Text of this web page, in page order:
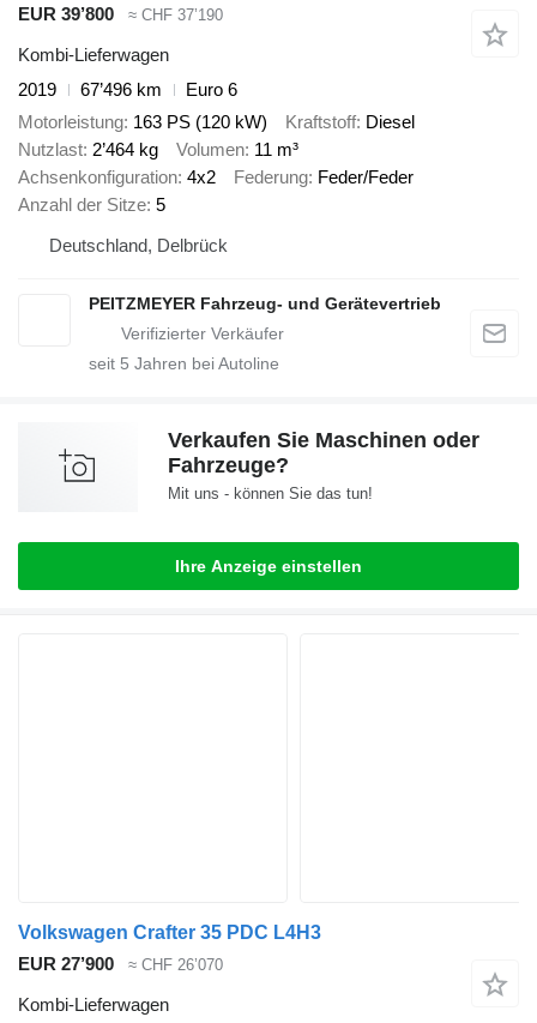
EUR 39’800
≈ CHF 37’190
Kombi-Lieferwagen
2019
67’496 km
Euro 6
Motorleistung 163 PS (120 kW) Kraftstoff Diesel
Nutzlast 2’464 kg Volumen 11 m³
Achsenkonfiguration 4x2 Federung Feder/Feder
Anzahl der Sitze 5
Deutschland, Delbrück
PEITZMEYER Fahrzeug- und Gerätevertrieb
seit 5 Jahren bei Autoline
Verkaufen Sie Maschinen oder
Fahrzeuge?
Mit uns - können Sie das tun!
Ihre Anzeige einstellen
Volkswagen Crafter 35 PDC L4H3
EUR 27’900
≈ CHF 26’070
Kombi-Lieferwagen